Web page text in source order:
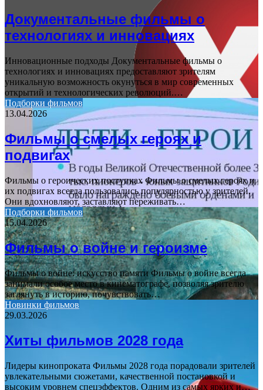
Документальные фильмы о
технологиях и инновациях
Инновационные подходы Документальные фильмы о
технологиях и инновациях предоставляют зрителям
уникальную возможность окунуться в мир современных
открытий и технологических революций.…
Подборки фильмов
13.04.2026
Фильмы о смелых героях и
подвигах
Фильмы о героических поступках Фильмы о смелых героях и
их подвигах всегда пользовались популярностью у зрителей.
Они вдохновляют, заставляют переживать…
Подборки фильмов
15.04.2026
Фильмы о войне и героизме
Фильмы о войне: искусство памяти Фильмы о войне всегда
занимали особое место в кинематографе, позволяя зрителю
заглянуть в историю, почувствовать…
Новинки фильмов
29.03.2026
Хиты фильмов 2028 года
Лидеры кинопроката Фильмы 2028 года порадовали зрителей
увлекательными сюжетами, качественной постановкой и
высоким уровнем спецэффектов. Одним из самых ярких и…